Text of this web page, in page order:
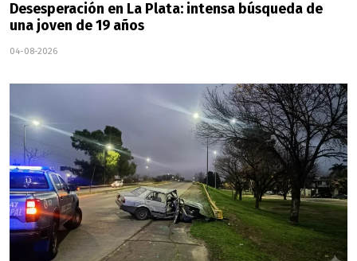
Desesperación en La Plata: intensa búsqueda de
una joven de 19 años
04-08-2026